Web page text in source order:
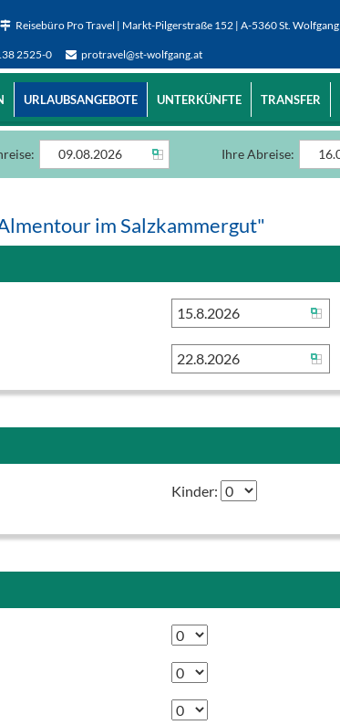
Reisebüro Pro Travel | Markt-Pilgerstraße 152 | A-5360 St. Wolfgang
2525-0 protravel@st-wolfgang.at
URLAUBSANGEBOTE UNTERKÜNFTE TRANSFER
Ihre Abreise:
im Salzkammergut"
Kinder: